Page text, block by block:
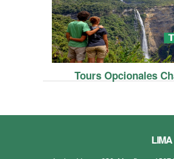
Tours Opcionales
LIMA